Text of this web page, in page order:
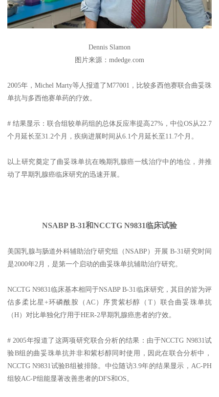
Dennis Slamon
图片来源：mdedge.com
2005年，Michel Marty等人报道了M77001，比较多西他赛联合曲妥珠
单抗与多西他赛单药的疗效。
# 结果显示：联合组较单药组的总体反应率提高27%，中位OS从22.7
个月延长至31.2个月，疾病进展时间从6.1个月延长至11.7个月。
以上研究奠定了曲妥珠单抗在晚期乳腺癌一线治疗中的地位，并推
动了早期乳腺癌临床研究的迅速开展。
NSABP B-31和NCCTG N9831临床试验
美国乳腺与肠道外科辅助治疗研究组（NSABP）开展 B-31研究时间
是2000年2月，是第一个启动的曲妥珠单抗辅助治疗研究。
NCCTG N9831临床基本相同于NSABP B-31临床研究，其目的皆为评
估多柔比星+环磷酰胺（AC）序贯紫杉醇（T）联合曲妥珠单抗
（H）对比单独化疗用于HER-2早期乳腺癌患者的疗效。
# 2005年报道了这两项研究联合分析的结果：由于NCCTG N9831试
验B组的曲妥珠单抗并非和紫杉醇同时使用，因此在联合分析中，
NCCTG N9831试验B组被排除。中位随访3.9年的结果显示，AC-PH
组较AC-P组能显著改善患者的DFS和OS。